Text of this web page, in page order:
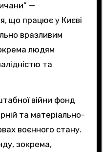
—
що працює у Києві
вразливим
людям
та
війни фонд
та матеріально-
воєнного стану.
зокрема,